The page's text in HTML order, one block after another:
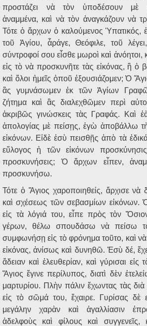
προστάζει νὰ τὸν ὑποδέσουν μὲ
ἀναμμένα, καὶ νὰ τὸν ἀναγκάζουν νὰ
Τότε ὁ ἄρχων ὁ καλούμενος Ὑπατικός,
τοῦ Ἁγίου, ἆράγε, Θεόφιλε, τοῦ
σύντροφοί σου εἶσθε μωροὶ καὶ ἀνόητοι,
εἰς τὸ νὰ προσκυνῆτε τὰς εἰκόνας, ἢ ὁ
καὶ ὅλοι ἡμεῖς ὁποῦ ἐξουσιάζομεν; Ὁ
ἂς γυμνάσωμεν ἐκ τῶν Ἁγίων
ζήτημα καὶ ἂς διαλεχθῶμεν περὶ
ἀκριβῶς γινώσκεις τὰς Γραφάς. Καὶ
ἀπολογίας μὲ πείσῃς, ἐγὼ ἀποβάλλω
εἰκόνων. Εἰδὲ ἐσὺ πεισθῇς ἀπὸ τὰ ἐδικά
εὔλογος ἡ τῶν εἰκόνων
προσκυνήσεις; Ὁ ἄρχων εἶπεν,
προσκυνήσω.
Τότε ὁ Ἅγιος χαροποιηθείς, ἄρχισε νὰ
καὶ σχέσεως τῶν σεβασμίων εἰκόνων.
εἰς τὰ λόγιά του, εἶπε πρὸς τὸν
γέρων, θέλω σπουδάσω νὰ πείσω
συμφωνήσῃ εἰς τὸ φρόνημα τοῦτο, καὶ
εἰκόνας, ἀνίσως καὶ δυνηθῶ. Ἐσὺ δέ,
ἄδειαν καὶ ἐλευθερίαν, καὶ γύρισαι
Ἅγιος ἔγινε περίλυπος, διατὶ δὲν
μαρτυρίου. Πλὴν πάλιν ἔχωντας τὰς
εἰς τὸ σῶμά του, ἔχαιρε. Γυρίσας δὲ
μεγάλην χαρὰν καὶ ἀγαλλίασιν
ἀδελφοὺς καὶ φίλους καὶ συγγενεῖς,